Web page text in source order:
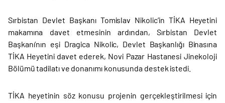
Sırbistan Devlet Başkanı Tomislav Nikolic’in TİKA Heyetini
makamına davet etmesinin ardından, Sırbistan Devlet
Başkanı’nın eşi Dragica Nikolic, Devlet Başkanlığı Binasına
TİKA Heyetini davet ederek, Novi Pazar Hastanesi Jinekoloji
Bölümü tadilatı ve donanımı konusunda destek istedi.
TİKA heyetinin söz konusu projenin gerçekleştirilmesi için